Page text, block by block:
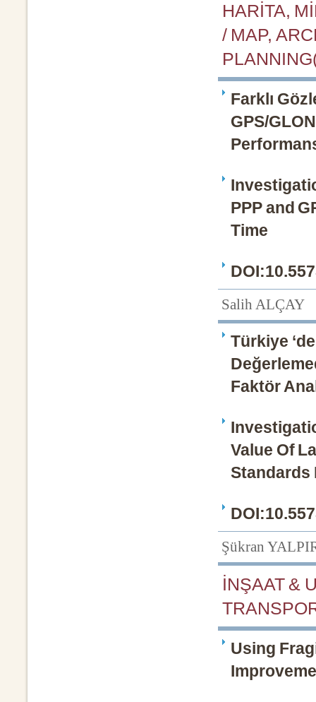
HARİTA,
/ MAP,
Farklı
GPS/
PPP and
Time
Salih ALÇAY
Türkiye
Faktör
Value Of
Standards
Şükran
İNŞAAT &
Using